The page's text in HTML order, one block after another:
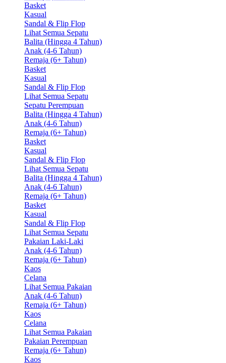
Basket
Kasual
Sandal & Flip Flop
Lihat Semua Sepatu
Balita (Hingga 4 Tahun)
Anak (4-6 Tahun)
Remaja (6+ Tahun)
Basket
Kasual
Sandal & Flip Flop
Lihat Semua Sepatu
Sepatu Perempuan
Balita (Hingga 4 Tahun)
Anak (4-6 Tahun)
Remaja (6+ Tahun)
Basket
Kasual
Sandal & Flip Flop
Lihat Semua Sepatu
Balita (Hingga 4 Tahun)
Anak (4-6 Tahun)
Remaja (6+ Tahun)
Basket
Kasual
Sandal & Flip Flop
Lihat Semua Sepatu
Pakaian Laki-Laki
Anak (4-6 Tahun)
Remaja (6+ Tahun)
Kaos
Celana
Lihat Semua Pakaian
Anak (4-6 Tahun)
Remaja (6+ Tahun)
Kaos
Celana
Lihat Semua Pakaian
Pakaian Perempuan
Remaja (6+ Tahun)
Kaos